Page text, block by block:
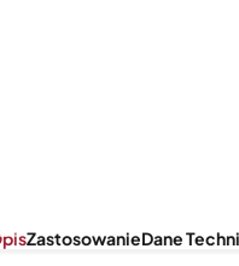
ZastosowanieDane